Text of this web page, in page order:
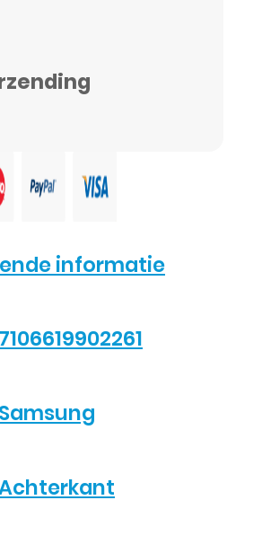
informatie
7106619902261
Samsung